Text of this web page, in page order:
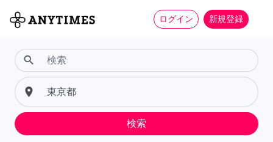
ログイン 新規登録
search
place
検索